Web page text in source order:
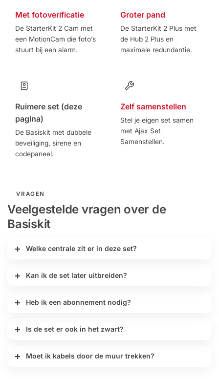
Met fotoverificatie
De StarterKit 2 Cam met
een MotionCam die foto’s
stuurt bij een alarm.
Groter pand
De StarterKit 2 Plus met
de Hub 2 Plus en
maximale redundantie.
Ruimere set (deze
pagina)
De Basiskit met dubbele
beveiliging, sirene en
codepaneel.
Zelf samenstellen
Stel je eigen set samen
met Ajax Set
Samenstellen.
VRAGEN
Veelgestelde vragen over de
Basiskit
Welke centrale zit er in deze set?
Kan ik de set later uitbreiden?
Heb ik een abonnement nodig?
Is de set er ook in het zwart?
Moet ik kabels door de muur trekken?